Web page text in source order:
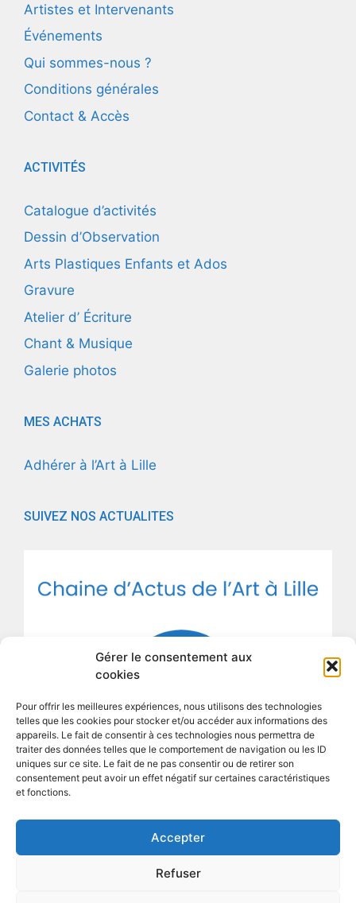
Gérer le consentement aux
cookies
Pour offrir les meilleures expériences, nous utilisons des technologies
telles que les cookies pour stocker et/ou accéder aux informations des
appareils. Le fait de consentir à ces technologies nous permettra de
traiter des données telles que le comportement de navigation ou les ID
uniques sur ce site. Le fait de ne pas consentir ou de retirer son
consentement peut avoir un effet négatif sur certaines caractéristiques
et fonctions.
Accepter
Refuser
Artistes et Intervenants
Événements
Qui sommes-nous ?
Conditions générales
Contact & Accès
ACTIVITÉS
Catalogue d’activités
Dessin d’Observation
Arts Plastiques Enfants et Ados
Gravure
Atelier d’ Écriture
Chant & Musique
Galerie photos
MES ACHATS
Adhérer à l’Art à Lille
SUIVEZ NOS ACTUALITES